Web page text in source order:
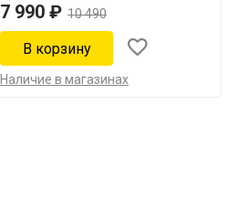
7 990 ₽ 10 490
Наличие в магазинах